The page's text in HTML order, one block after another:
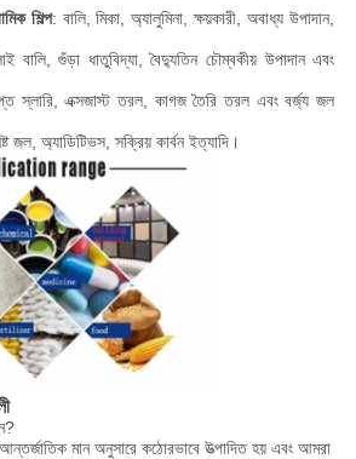
শিল্প: বালি, মিকা, অ্যালুমিনা, ক্ষয়কারী, অবাধ্য উপাদান,
গুঁড়া ধাতুবিদ্যা, বৈদ্যুতিন চৌম্বকীয় উপাদান এবং
স্লারি, এক্সজাস্ট তরল, কাগজ তৈরি তরল এবং বর্জ্য জল
জল, অ্যাডিটিভস, সক্রিয় কার্বন ইত্যাদি।
মান অনুসারে কঠোরভাবে উত্পাদিত হয় এবং আমরা